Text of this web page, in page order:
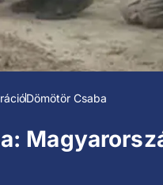
Dömötör Csaba